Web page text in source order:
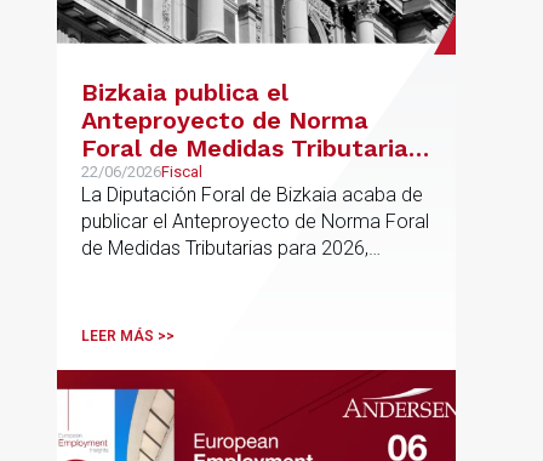
Bizkaia publica el
Anteproyecto de Norma
Foral de Medidas Tributarias
para 2026
22/06/2026Fiscal
La Diputación Foral de Bizkaia acaba de
publicar el Anteproyecto de Norma Foral
de Medidas Tributarias para 2026,
modificaciones que afectan
LEER MÁS >>